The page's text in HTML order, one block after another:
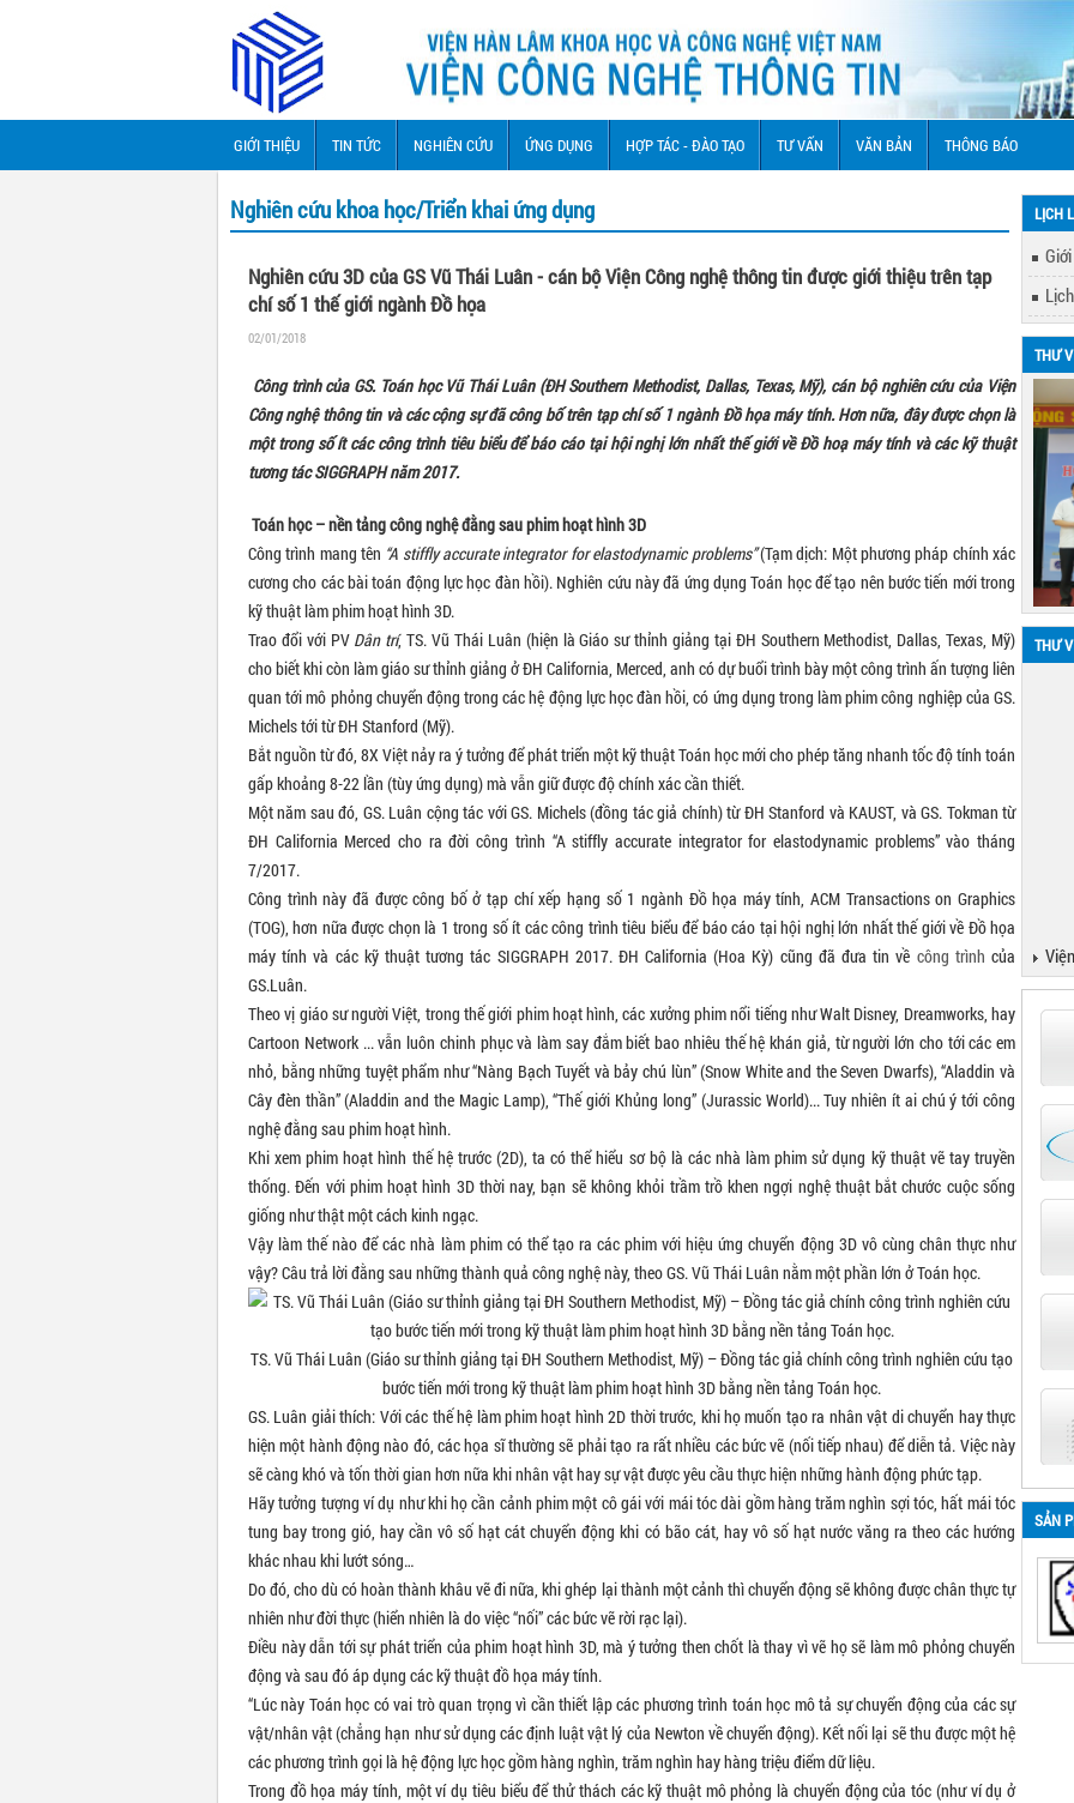
GIỚI THIỆU TIN TỨC NGHIÊN CỨU ỨNG DỤNG HỢP TÁC - ĐÀO TẠO TƯ VẤN VĂN BẢN THÔNG BÁO
LỊCH
THƯ
THƯ
SẢN
Nghiên cứu khoa học/Triển khai ứng dụng
Nghiên cứu 3D của GS Vũ Thái Luân - cán bộ Viện Công nghệ thông tin được giới thiệu trên tạp
chí số 1 thế giới ngành Đồ họa
02/01/2018
Công trình của GS. Toán học Vũ Thái Luân (ĐH Southern Methodist, Dallas, Texas, Mỹ), cán bộ nghiên cứu của Viện
Công nghệ thông tin và các cộng sự đã công bố trên tạp chí số 1 ngành Đồ họa máy tính. Hơn nữa, đây được chọn là
một trong số ít các công trình tiêu biểu để báo cáo tại hội nghị lớn nhất thế giới về Đồ hoạ máy tính và các kỹ thuật
tương tác SIGGRAPH năm 2017.
Toán học – nền tảng công nghệ đằng sau phim hoạt hình 3D
Công trình mang tên “A stiffly accurate integrator for elastodynamic problems”(Tạm dịch: Một phương pháp chính xác
cương cho các bài toán động lực học đàn hồi). Nghiên cứu này đã ứng dụng Toán học để tạo nên bước tiến mới trong
kỹ thuật làm phim hoạt hình 3D.
Trao đổi với PVDân trí, TS. Vũ Thái Luân (hiện là Giáo sư thỉnh giảng tại ĐH Southern Methodist, Dallas, Texas, Mỹ)
cho biết khi còn làm giáo sư thỉnh giảng ở ĐH California, Merced, anh có dự buổi trình bày một công trình ấn tượng liên
quan tới mô phỏng chuyển động trong các hệ động lực học đàn hồi, có ứng dụng trong làm phim công nghiệp của GS.
Michels tới từ ĐH Stanford (Mỹ).
Bắt nguồn từ đó, 8X Việt nảy ra ý tưởng để phát triển một kỹ thuật Toán học mới cho phép tăng nhanh tốc độ tính toán
gấp khoảng 8-22 lần (tùy ứng dụng) mà vẫn giữ được độ chính xác cần thiết.
Một năm sau đó, GS. Luân cộng tác với GS. Michels (đồng tác giả chính) từ ĐH Stanford và KAUST, và GS. Tokman từ
ĐH California Merced cho ra đời công trình “A stiffly accurate integrator for elastodynamic problems” vào tháng
7/2017.
Công trình này đã được công bố ở tạp chí xếp hạng số 1 ngành Đồ họa máy tính, ACM Transactions on Graphics
(TOG), hơn nữa được chọn là 1 trong số ít các công trình tiêu biểu để báo cáo tại hội nghị lớn nhất thế giới về Đồ họa
máy tính và các kỹ thuật tương tác SIGGRAPH 2017. ĐH California (Hoa Kỳ) cũng đã đưa tin về công trình của
GS.Luân.
Theo vị giáo sư người Việt, trong thế giới phim hoạt hình, các xưởng phim nổi tiếng như Walt Disney, Dreamworks, hay
Cartoon Network ... vẫn luôn chinh phục và làm say đắm biết bao nhiêu thế hệ khán giả, từ người lớn cho tới các em
nhỏ, bằng những tuyệt phẩm như “Nàng Bạch Tuyết và bảy chú lùn” (Snow White and the Seven Dwarfs), “Aladdin và
Cây đèn thần” (Aladdin and the Magic Lamp), “Thế giới Khủng long” (Jurassic World)... Tuy nhiên ít ai chú ý tới công
nghệ đằng sau phim hoạt hình.
Khi xem phim hoạt hình thế hệ trước (2D), ta có thể hiểu sơ bộ là các nhà làm phim sử dụng kỹ thuật vẽ tay truyền
thống. Đến với phim hoạt hình 3D thời nay, bạn sẽ không khỏi trầm trồ khen ngợi nghệ thuật bắt chước cuộc sống
giống như thật một cách kinh ngạc.
Vậy làm thế nào để các nhà làm phim có thể tạo ra các phim với hiệu ứng chuyển động 3D vô cùng chân thực như
vậy? Câu trả lời đằng sau những thành quả công nghệ này, theo GS. Vũ Thái Luân nằm một phần lớn ở Toán học.
TS. Vũ Thái Luân (Giáo sư thỉnh giảng tại ĐH Southern Methodist, Mỹ) – Đồng tác giả chính công trình nghiên cứu tạo
bước tiến mới trong kỹ thuật làm phim hoạt hình 3D bằng nền tảng Toán học.
GS. Luân giải thích: Với các thế hệ làm phim hoạt hình 2D thời trước, khi họ muốn tạo ra nhân vật di chuyển hay thực
hiện một hành động nào đó, các họa sĩ thường sẽ phải tạo ra rất nhiều các bức vẽ (nối tiếp nhau) để diễn tả. Việc này
sẽ càng khó và tốn thời gian hơn nữa khi nhân vật hay sự vật được yêu cầu thực hiện những hành động phức tạp.
Hãy tưởng tượng ví dụ như khi họ cần cảnh phim một cô gái với mái tóc dài gồm hàng trăm nghìn sợi tóc, hất mái tóc
tung bay trong gió, hay cần vô số hạt cát chuyển động khi có bão cát, hay vô số hạt nước văng ra theo các hướng
khác nhau khi lướt sóng…
Do đó, cho dù có hoàn thành khâu vẽ đi nữa, khi ghép lại thành một cảnh thì chuyển động sẽ không được chân thực tự
nhiên như đời thực (hiển nhiên là do việc “nối” các bức vẽ rời rạc lại).
Điều này dẫn tới sự phát triển của phim hoạt hình 3D, mà ý tưởng then chốt là thay vì vẽ họ sẽ làm mô phỏng chuyển
động và sau đó áp dụng các kỹ thuật đồ họa máy tính.
“Lúc này Toán học có vai trò quan trọng vì cần thiết lập các phương trình toán học mô tả sự chuyển động của các sự
vật/nhân vật (chẳng hạn như sử dụng các định luật vật lý của Newton về chuyển động). Kết nối lại sẽ thu được một hệ
các phương trình gọi là hệ động lực học gồm hàng nghìn, trăm nghìn hay hàng triệu điểm dữ liệu.
Trong đồ họa máy tính, một ví dụ tiêu biểu để thử thách các kỹ thuật mô phỏng là chuyển động của tóc (như ví dụ ở